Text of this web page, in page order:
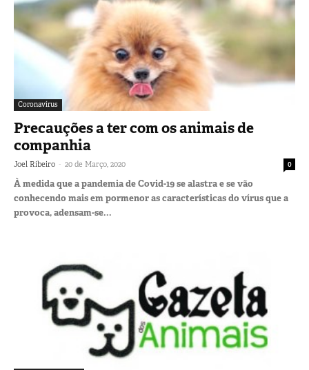
Coronavírus
Precauções a ter com os animais de
companhia
Joel Ribeiro - 20 de Março, 2020 0
À medida que a pandemia de Covid-19 se alastra e se vão
conhecendo mais em pormenor as características do vírus que a
provoca, adensam-se...